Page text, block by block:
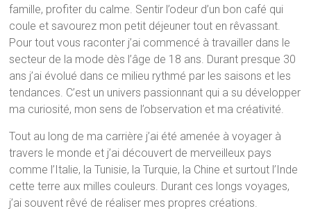
famille, profiter du calme. Sentir l’odeur d’un bon café qui
coule et savourez mon petit déjeuner tout en rêvassant.
Pour tout vous raconter j’ai commencé à travailler dans le
secteur de la mode dès l’âge de 18 ans. Durant presque 30
ans j’ai évolué dans ce milieu rythmé par les saisons et les
tendances. C’est un univers passionnant qui a su développer
ma curiosité, mon sens de l’observation et ma créativité.
Tout au long de ma carrière j’ai été amenée à voyager à
travers le monde et j’ai découvert de merveilleux pays
comme l’Italie, la Tunisie, la Turquie, la Chine et surtout l’Inde
cette terre aux milles couleurs. Durant ces longs voyages,
j’ai souvent rêvé de réaliser mes propres créations.